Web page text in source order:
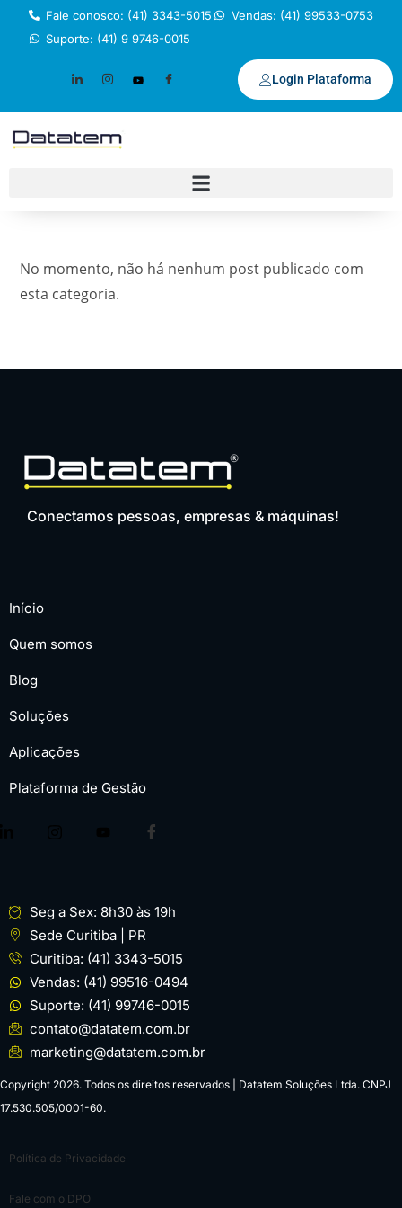
Fale conosco: (41) 3343-5015
Vendas: (41) 99533-0753
Suporte: (41) 9 9746-0015
Login Plataforma
No momento, não há nenhum post publicado com
esta categoria.
Conectamos pessoas, empresas & máquinas!
Início
Quem somos
Blog
Soluções
Aplicações
Plataforma de Gestão
Seg a Sex: 8h30 às 19h
Sede Curitiba | PR
Curitiba: (41) 3343-5015
Vendas: (41) 99516-0494
Suporte: (41) 99746-0015
contato@datatem.com.br
marketing@datatem.com.br
Copyright 2026. Todos os direitos reservados | Datatem Soluções Ltda. CNPJ
17.530.505/0001-60.
Política de Privacidade
Fale com o DPO